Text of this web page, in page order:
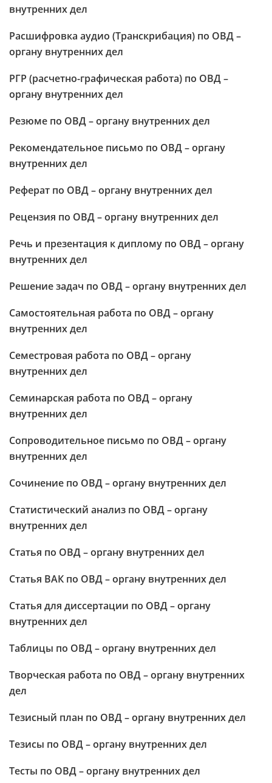
внутренних дел
Расшифровка аудио (Транскрибация) по ОВД –
органу внутренних дел
РГР (расчетно-графическая работа) по ОВД –
органу внутренних дел
Резюме по ОВД – органу внутренних дел
Рекомендательное письмо по ОВД – органу
внутренних дел
Реферат по ОВД – органу внутренних дел
Рецензия по ОВД – органу внутренних дел
Речь и презентация к диплому по ОВД – органу
внутренних дел
Решение задач по ОВД – органу внутренних дел
Самостоятельная работа по ОВД – органу
внутренних дел
Семестровая работа по ОВД – органу
внутренних дел
Семинарская работа по ОВД – органу
внутренних дел
Сопроводительное письмо по ОВД – органу
внутренних дел
Сочинение по ОВД – органу внутренних дел
Статистический анализ по ОВД – органу
внутренних дел
Статья по ОВД – органу внутренних дел
Статья ВАК по ОВД – органу внутренних дел
Статья для диссертации по ОВД – органу
внутренних дел
Таблицы по ОВД – органу внутренних дел
Творческая работа по ОВД – органу внутренних
дел
Тезисный план по ОВД – органу внутренних дел
Тезисы по ОВД – органу внутренних дел
Тесты по ОВД – органу внутренних дел